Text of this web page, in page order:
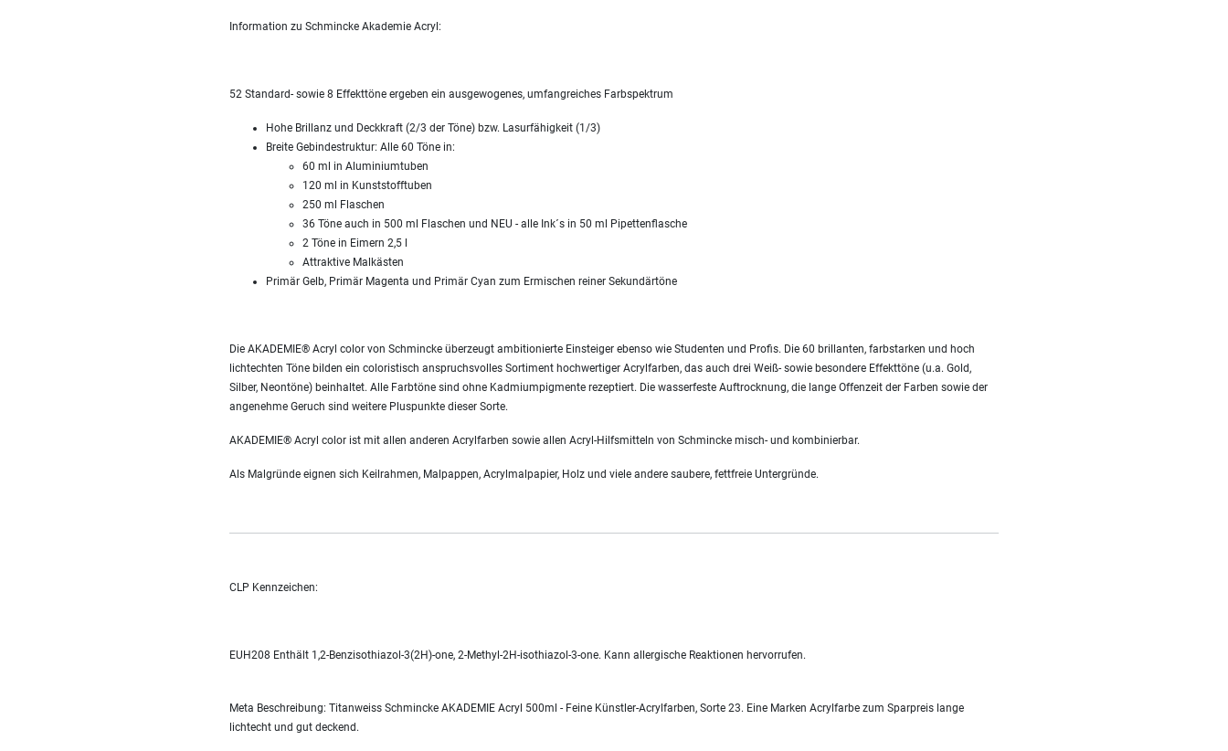
Information zu Schmincke Akademie Acryl:
52 Standard- sowie 8 Effekttöne ergeben ein ausgewogenes, umfangreiches Farbspektrum
Hohe Brillanz und Deckkraft (2/3 der Töne) bzw. Lasurfähigkeit (1/3)
Breite Gebindestruktur: Alle 60 Töne in:
60 ml in Aluminiumtuben
120 ml in Kunststofftuben
250 ml Flaschen
36 Töne auch in 500 ml Flaschen und NEU - alle Ink´s in 50 ml Pipettenflasche
2 Töne in Eimern 2,5 l
Attraktive Malkästen
Primär Gelb, Primär Magenta und Primär Cyan zum Ermischen reiner Sekundärtöne
Die AKADEMIE® Acryl color von Schmincke überzeugt ambitionierte Einsteiger ebenso wie Studenten und Profis. Die 60 brillanten, farbstarken und hoch
lichtechten Töne bilden ein coloristisch anspruchsvolles Sortiment hochwertiger Acrylfarben, das auch drei Weiß- sowie besondere Effekttöne (u.a. Gold,
Silber, Neontöne) beinhaltet. Alle Farbtöne sind ohne Kadmiumpigmente rezeptiert. Die wasserfeste Auftrocknung, die lange Offenzeit der Farben sowie der
angenehme Geruch sind weitere Pluspunkte dieser Sorte.
AKADEMIE® Acryl color ist mit allen anderen Acrylfarben sowie allen Acryl-Hilfsmitteln von Schmincke misch- und kombinierbar.
Als Malgründe eignen sich Keilrahmen, Malpappen, Acrylmalpapier, Holz und viele andere saubere, fettfreie Untergründe.
CLP Kennzeichen:
EUH208 Enthält 1,2-Benzisothiazol-3(2H)-one, 2-Methyl-2H-isothiazol-3-one. Kann allergische Reaktionen hervorrufen.
Meta Beschreibung: Titanweiss Schmincke AKADEMIE Acryl 500ml - Feine Künstler-Acrylfarben, Sorte 23. Eine Marken Acrylfarbe zum Sparpreis lange
lichtecht und gut deckend.